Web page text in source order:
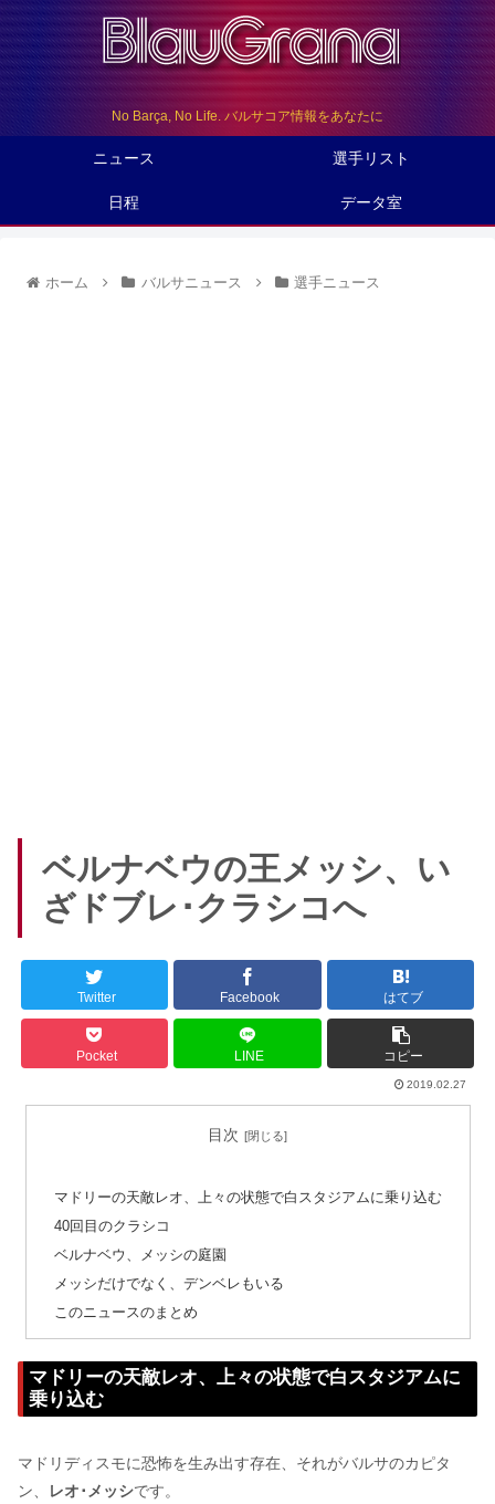
No Barça, No Life. バルサコア情報をあなたに
ニュース 選手リスト
日程 データ室
ホーム バルサニュース 選手ニュース
ベルナベウの王メッシ、い
ざドブレ･クラシコへ
Twitter Facebook はてブ
Pocket LINE コピー
2019.02.27
目次
マドリーの天敵レオ、上々の状態で白スタジアムに乗り込む
40回目のクラシコ
ベルナベウ、メッシの庭園
メッシだけでなく、デンベレもいる
このニュースのまとめ
マドリーの天敵レオ、上々の状態で白スタジアムに
乗り込む
マドリディスモに恐怖を生み出す存在、それがバルサのカピタ
ン、
レオ･メッシです。